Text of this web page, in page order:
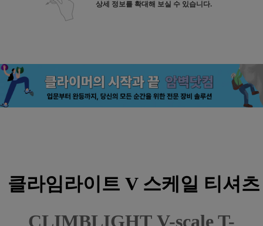
상세 정보를 확대해 보실 수 있습니다.
클라임라이트 V 스케일 티셔츠
CLIMBLIGHT V-scale T-